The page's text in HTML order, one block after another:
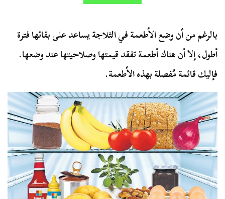
بالرغم من أن وضع الأطعمة في الثلاجة يساعد على بقائها فترة
أطول، إلا أن هناك أطعمة تفقد قيمتها وصلاحيتها عند وضعها.
فإليك قائمة مُفصلة بهذه الأطعمة.